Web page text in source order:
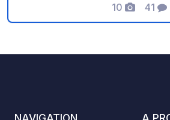
aimez a partir de la paix qui nous
caracterise.
10
Photos
41